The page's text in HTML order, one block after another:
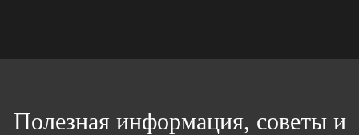
Полезная информация, советы и